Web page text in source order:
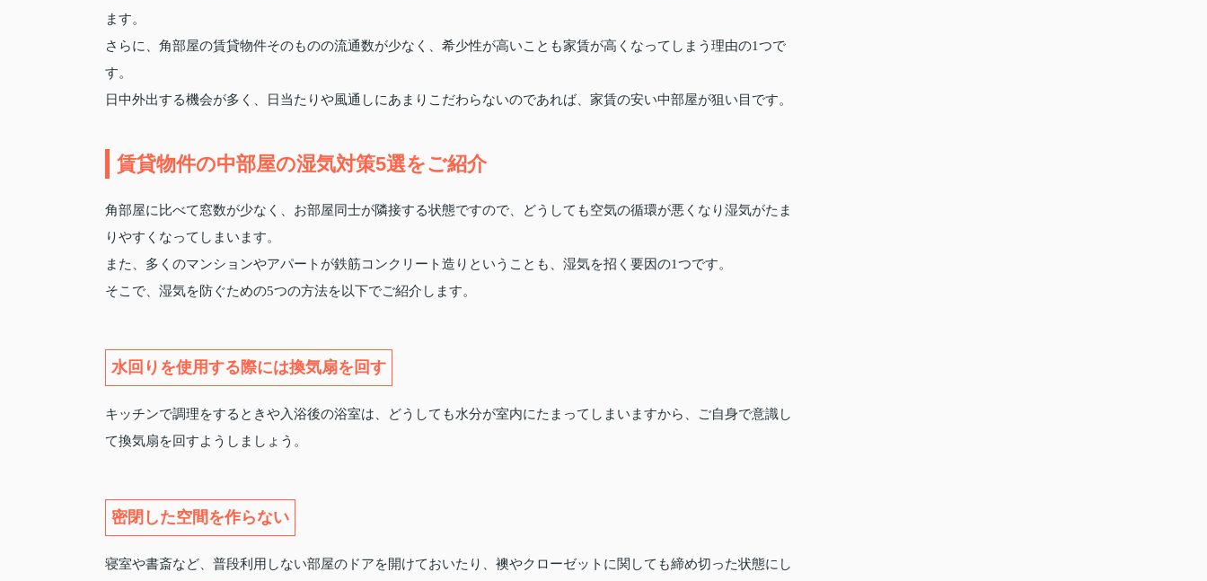
ます。
さらに、角部屋の賃貸物件そのものの流通数が少なく、希少性が高いことも家賃が高くなってしまう理由の1つで
す。
日中外出する機会が多く、日当たりや風通しにあまりこだわらないのであれば、家賃の安い中部屋が狙い目です。
賃貸物件の中部屋の湿気対策5選をご紹介
角部屋に比べて窓数が少なく、お部屋同士が隣接する状態ですので、どうしても空気の循環が悪くなり湿気がたま
りやすくなってしまいます。
また、多くのマンションやアパートが鉄筋コンクリート造りということも、湿気を招く要因の1つです。
そこで、湿気を防ぐための5つの方法を以下でご紹介します。
水回りを使用する際には換気扇を回す
キッチンで調理をするときや入浴後の浴室は、どうしても水分が室内にたまってしまいますから、ご自身で意識し
て換気扇を回すようしましょう。
密閉した空間を作らない
寝室や書斎など、普段利用しない部屋のドアを開けておいたり、襖やクローゼットに関しても締め切った状態にし